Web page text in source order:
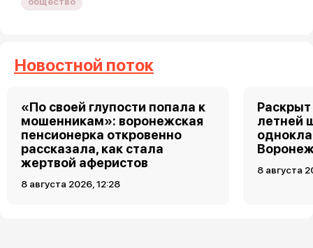
Новостной поток
«По своей глупости попала к
мошенникам»: воронежская
пенсионерка откровенно
рассказала, как стала
жертвой аферистов
8 августа 2026, 12:28
летней
8 августа